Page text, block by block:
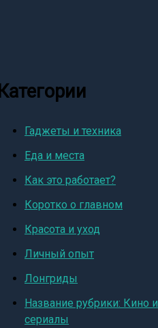
Категории
Гаджеты и техника
Еда и места
Как это работает?
Коротко о главном
Красота и уход
Личный опыт
Лонгриды
Название рубрики: Кино и
сериалы